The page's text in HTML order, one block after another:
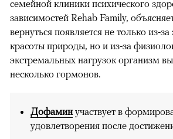
семейной клиники психического
зависимостей Rehab Family,
вернуться появляется не только из-
красоты природы, но и из-за
экстремальных нагрузок организм
несколько гормонов.
Дофаминучаствует в
удовлетворения после